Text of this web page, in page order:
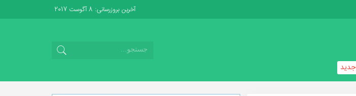
آخرین بروزرسانی: 8 آگوست 2017
جدید